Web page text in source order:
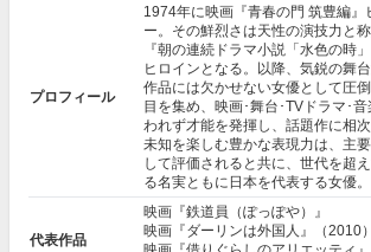
プロフィール
1974年に映画『青春の門 筑豊編』
ー。その鮮烈さは天性の演技力と
『朝の連続ドラマ小説「水色の時
ヒロインとなる。以降、気鋭の舞
作品には欠かせない女優として圧
目を集め、映画･舞台･TVドラマ･
われず才能を発揮し、話題作に相
未知を楽しむ豊かな表現力は、主
して評価されると共に、世代を超
る名実ともに日本を代表する女優。
代表作品
映画『鉄道員（ぽっぽや）』
映画『ダーリンは外国人』（2010）